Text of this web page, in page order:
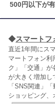
500円以下が
◆スマートフ
直近1年間にス
マートフォン
ク」「交通」が
が大きく増加し
「SNS関連」
ショッピング